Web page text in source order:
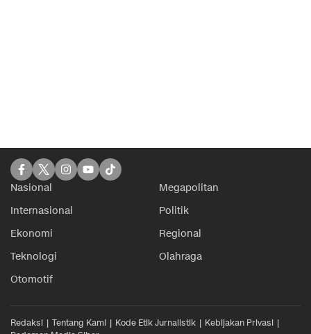
Nasional
Megapolitan
Internasional
Politik
Ekonomi
Regional
Teknologi
Olahraga
Otomotif
Redaksi Tentang Kami Kode Etik Jurnalistik
Kebijakan Privasi